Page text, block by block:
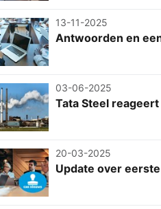
13-11-2025
Antwoorden en
03-06-2025
Tata Steel
20-03-2025
Update over